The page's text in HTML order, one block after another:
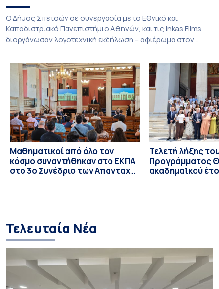
Ο Δήμος Σπετσών σε συνεργασία με το Εθνικό και
Καποδιστριακό Πανεπιστήμιο Αθηνών, και τις Inkas Films,
διοργάνωσαν λογοτεχνική εκδήλωση – αφιέρωμα στον
20ού αιώνα, με την προβολή του ντοκυμαντέρ «Η
επιστροφή του Μάγου». Η εκδήλωση διοργανώθηκε στο
πλαίσιο της συνεργασίας του Δήμου Σπετσών και του
Εθνικού και Καποδιστριακού […]
Μαθηματικοί από όλο τον
κόσμο συναντήθηκαν στο ΕΚΠΑ
στο 3ο Συνέδριο των Απανταχού
Τελετή λήξης
Προγράμματος
ακαδημαϊκού
Σπουδών στους
Τελευταία Νέα